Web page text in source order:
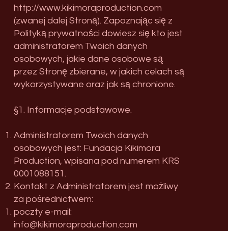
http://www.kikimoraproduction.com
(zwanej dalej Stroną). Zapoznając się z
Polityką prywatności dowiesz się kto jest
administratorem Twoich danych
osobowych, jakie dane osobowe są
przez Stronę zbierane, w jakich celach są
wykorzystywane oraz jak są chronione.
§1. Informacje podstawowe.
Administratorem Twoich danych
osobowych jest: Fundacja Kikimora
Production, wpisana pod numerem KRS
0001088151.
Kontakt z Administratorem jest możliwy
za pośrednictwem:
poczty e-mail:
info@kikimoraproduction.com